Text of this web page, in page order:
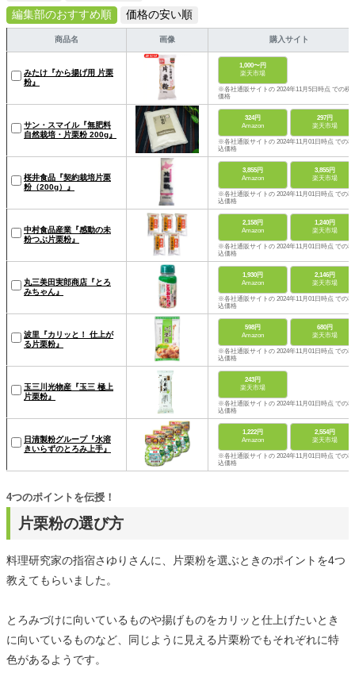
編集部のおすすめ順
価格の安い順
商品名 画像 購入サイト
みたけ『から揚げ用 片栗
粉』
1,000〜円
楽天市場
※各社通販サイトの 2024年11月5日時点 での税
価格
サン・スマイル『無肥料
自然栽培・片栗粉 200g』
324円
Amazon
297円
楽天市場
※各社通販サイトの 2024年11月01日時点 での税
込価格
桜井食品『契約栽培片栗
粉（200g）』
3,855円
Amazon
3,855円
楽天市場
※各社通販サイトの 2024年11月01日時点 での税
込価格
中村食品産業『感動の未
粉つぶ片栗粉』
2,158円
Amazon
1,240円
楽天市場
※各社通販サイトの 2024年11月01日時点 での税
込価格
丸三美田実郎商店『とろ
みちゃん』
1,930円
Amazon
2,146円
楽天市場
※各社通販サイトの 2024年11月01日時点 での税
込価格
波里『カリッと！ 仕上が
る片栗粉』
598円
Amazon
680円
楽天市場
※各社通販サイトの 2024年11月01日時点 での税
込価格
玉三川光物産『玉三 極上
片栗粉』
243円
楽天市場
※各社通販サイトの 2024年11月01日時点 での税
込価格
日清製粉グループ『水溶
きいらずのとろみ上手』
1,222円
Amazon
2,554円
楽天市場
※各社通販サイトの 2024年11月01日時点 での税
込価格
片栗粉の選び方
4つのポイントを伝授！
料理研究家の指宿さゆりさんに、片栗粉を選ぶときのポイントを4つ
教えてもらいました。
とろみづけに向いているものや揚げものをカリッと仕上げたいとき
に向いているものなど、同じように見える片栗粉でもそれぞれに特
色があるようです。